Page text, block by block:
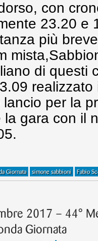
con
23.20 e
più
di questi
per la
la gara con il
Giornata simone sabbioni Fabio
2017 – 44°
Giornata